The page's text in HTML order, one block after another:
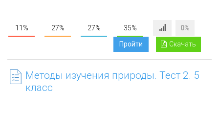
11% 27% 27% 35% 0%
Скачать
Пройти
Методы изучения природы. Тест 2. 5
класс